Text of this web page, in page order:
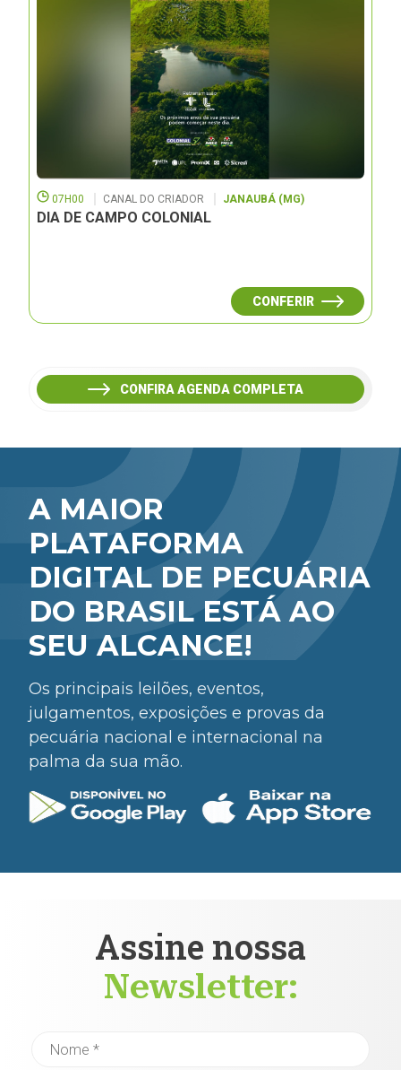
07H00 CANAL DO CRIADOR JANAUBÁ (MG)
DIA DE CAMPO COLONIAL
CONFERIR
CONFIRA AGENDA COMPLETA
A MAIOR
PLATAFORMA
DIGITAL DE PECUÁRIA
DO BRASIL ESTÁ AO
SEU ALCANCE!
Os principais leilões, eventos,
julgamentos, exposições e provas da
pecuária nacional e internacional na
palma da sua mão.
Assine nossa
Newsletter: